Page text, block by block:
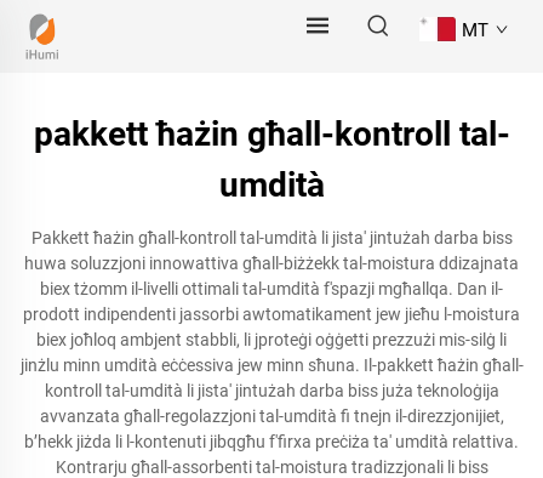
MT
pakkett ħażin għall-kontroll tal-
umdità
Pakkett ħażin għall-kontroll tal-umdità li jista' jintużah darba biss
huwa soluzzjoni innowattiva għall-biżżekk tal-moistura ddizajnata
biex tżomm il-livelli ottimali tal-umdità f'spazji mgħallqa. Dan il-
prodott indipendenti jassorbi awtomatikament jew jieħu l-moistura
biex joħloq ambjent stabbli, li jproteġi oġġetti prezzużi mis-silġ li
jinżlu minn umdità eċċessiva jew minn sħuna. Il-pakkett ħażin għall-
kontroll tal-umdità li jista' jintużah darba biss juża teknoloġija
avvanzata għall-regolazzjoni tal-umdità fi tnejn il-direzzjonijiet,
b’hekk jiżda li l-kontenuti jibqgħu f'firxa preċiża ta' umdità relattiva.
Kontrarju għall-assorbenti tal-moistura tradizzjonali li biss